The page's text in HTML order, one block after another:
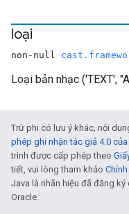
loại
non-null
Loại bản nhạc ('TEXT',
Trừ phi có lưu ý khác, nội
phép ghi nhận tác giả 4.0
trình được cấp phép theo
tiết, vui lòng tham khảo
Java là nhãn hiệu đã đăng
Oracle.